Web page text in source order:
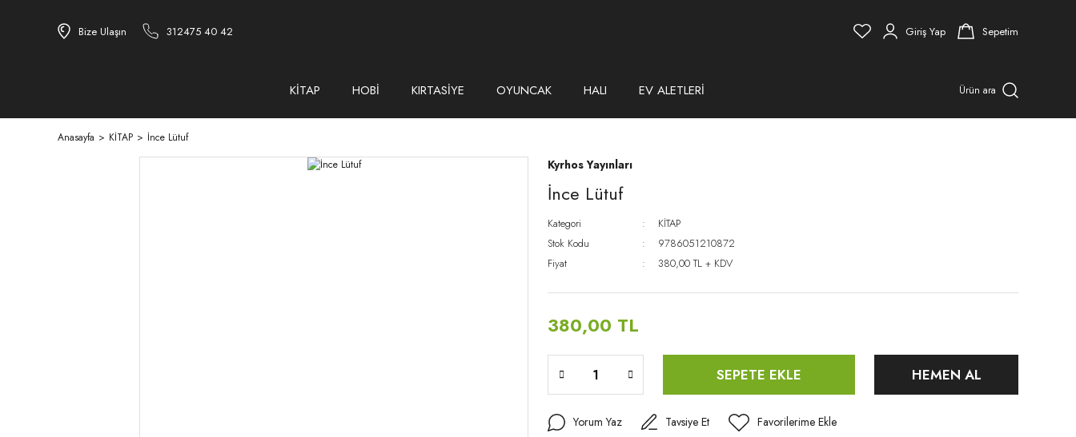
Bize Ulaşın 312475 40 42 Giriş Yap Sepetim
KİTAP HOBİ KIRTASİYE OYUNCAK HALI EV ALETLERİ Ürün ara
Anasayfa KİTAP İnce Lütuf
Kyrhos Yayınları
İnce Lütuf
Kategori
KİTAP
Stok Kodu
9786051210872
Fiyat
380,00 TL + KDV
380,00 TL
SEPETE EKLE HEMEN AL
Yorum Yaz Tavsiye Et